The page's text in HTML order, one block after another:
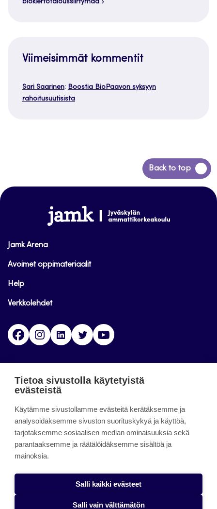
biokiertotaloussiirtymää
Viimeisimmät kommentit
Sari Saarinen: Boostia BioPaavon syksyyn
rahoitusuutisista
Back to top
Siirry
takaisin
www.jamk.fi
Jamk Arena
Avoimet oppimateriaalit
Help
Verkkolehdet
FacebookInstagramLinkedinTwitter
päättynyt 11.9.2023.
About the site
Käyttöehdot
Alasottoilmoitus
Tietoa sivustolla käytetyistä
evästeistä
Käytämme sivustollamme evästeitä kerätäksemme ja
analysoidaksemme sivuston suorituskykyä ja käyttöä,
tarjotaksemme sosiaalisen median ominaisuuksia sekä
parantaaksemme ja räätälöidäksemme sisältöä ja
mainoksia.
Salli kaikki evästeet
Salli vain välttämätön